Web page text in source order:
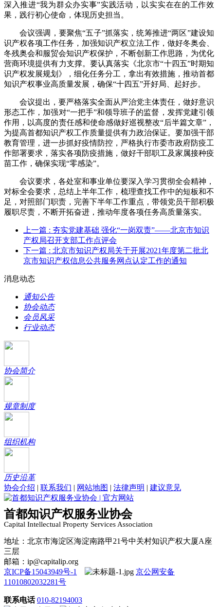
深入推进“我为群众办实事”实践活动，以实实在在的工作效
果，践行初心使命，体现历史担当。
会议强调，要聚焦“五子”抓落实，统筹推进“两区”建设知
识产权各项工作任务，加强知识产权立法工作，做好冬奥会、
冬残奥会和服贸会知识产权保护，不断创新工作思路，为优化
营商环境提供有力支撑。要认真落实《北京市“十四五”时期知
识产权发展规划》，细化任务分工，拿出有效措施，推动首都
知识产权事业高质量发展，确保“十四五”开好局、起好步。
会议提出，要严格落实全面从严治党主体责任，做好意识
形态工作，加强对“一把手”和领导班子的监督，发挥党建引领
作用，以高度的责任感和使命感做好巡视整改“后半篇文章”，
为提高首都知识产权工作质量提供有力政治保证。要加强干部
教育管理，进一步抓好疫情防控，严格执行市委市政府防疫工
作部署要求，落实各项防疫措施，做好干部职工及家属接种疫
苗工作，确保实现“零感染”。
会议要求，各处室和事业单位要深入学习贯彻全会精神，
对标全会要求，总结上半年工作，梳理查找工作中的短板和不
足，对照部门职责，完善下半年工作重点，带领党员干部积极
履职尽责，不断开拓奋进，推动年度各项任务高质量落实。
上一篇 : 夯实党建基础 强化“一岗双责”——北京市知识
产权局召开支部工作点评会
下一篇 : 北京市知识产权局关于开展2021年度第二批北
京市知识产权信息公共服务网点认定工作的通知
消息动态
通知公告
协会动态
会员风采
行业动态
协会简介
规章制度
组织机构
历史沿革
协会介绍
联系我们 网站地图 法律声明 建议意见
首都知识产权服务业协会
Capital Intellectual Property Services Association
地址：北京市海淀区海淀南路甲21号中关村知识产权大厦A座
三层
邮箱：ip@capitalip.org
京ICP备15043949号-1
京公网安备
11010802032281号
联系电话 010-82194003